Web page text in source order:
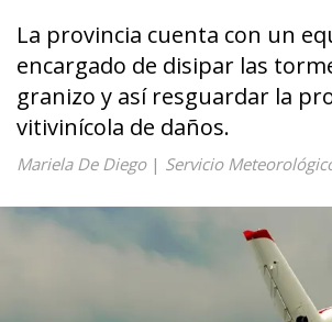
La provincia cuenta con un
encargado de disipar las
granizo y así resguardar la
vitivinícola de daños.
Mariela De Diego| Servicio